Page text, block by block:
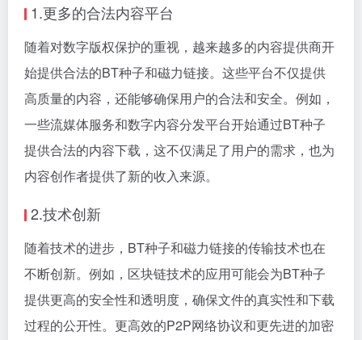
1.更多的合法内容平台
随着对数字版权保护的重视，越来越多的内容提供商开
始提供合法的BT种子和磁力链接。这些平台不仅提供
高质量的内容，还能够确保用户的合法和安全。例如，
一些流媒体服务和数字内容分发平台开始通过BT种子
提供合法的内容下载，这不仅满足了用户的需求，也为
内容创作者提供了新的收入来源。
2.技术创新
随着技术的进步，BT种子和磁力链接的传输技术也在
不断创新。例如，区块链技术的应用可能会为BT种子
提供更高的安全性和透明度，确保文件的真实性和下载
过程的公开性。更高效的P2P网络协议和更先进的加密